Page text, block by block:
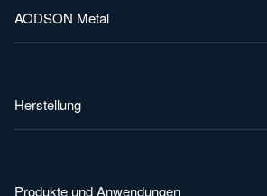
AODSON Metal
Herstellung
Produkte und Anwendungen